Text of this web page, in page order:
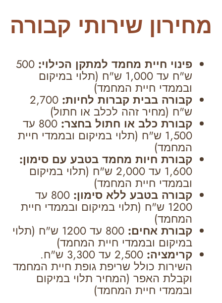
מחירון שירותי קבורה
פינוי חיית מחמד למתקן הכילוי: 500
ש"ח עד 1,000 ש"ח (תלוי במיקום
ובממדי חיית המחמד)
קבורה בבית קברות לחיות: 2,700
ש"ח (מחיר זהה לכלב או חתול)
קבורת כלב או חתול בחצר: 800 עד
1,500 ש"ח (תלוי במיקום ובממדי חיית
המחמד)
קבורת חיות מחמד בטבע עם סימון:
1,600 עד 2,000 ש"ח (תלוי במיקום
ובממדי חיית המחמד)
קבורה בטבע ללא סימון: 800 עד
1200 ש"ח (תלוי במיקום ובממדי חיית
המחמד)
קבורת אחים: 800 עד 1200 ש"ח (תלוי
במיקום ובממדי חיית המחמד)
קרימציה: 2,500 עד 3,300 ש"ח.
השירות כולל שריפת גופת חיית המחמד
וקבלת האפר (המחיר תלוי במיקום
ובממדי חיית המחמד)